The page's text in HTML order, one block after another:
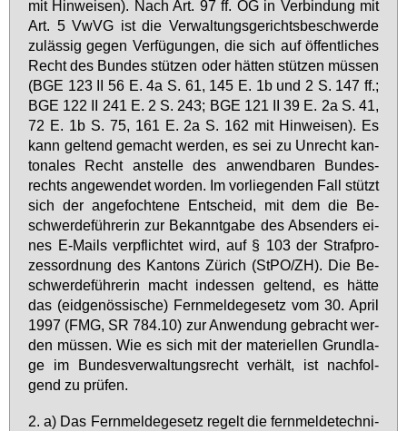
mit Hin­wei­sen). Nach Art. 97 ff. OG in Ver­bin­dung mit
Art. 5 VwVG ist die Ver­wal­tungs­ge­richts­be­schwer­de
zu­läs­sig ge­gen Ver­fü­gun­gen, die sich auf öf­fent­li­ches
Recht des Bun­des stüt­zen oder hät­ten stüt­zen müs­sen
(BGE 123 II 56 E. 4a S. 61, 145 E. 1b und 2 S. 147 ff.;
BGE 122 II 241 E. 2 S. 243; BGE 121 II 39 E. 2a S. 41,
72 E. 1b S. 75, 161 E. 2a S. 162 mit Hin­wei­sen). Es
kann gel­tend ge­macht wer­den, es sei zu Un­recht kan­
to­na­les Recht an­stel­le des an­wend­ba­ren Bun­des­
rechts an­ge­wen­det wor­den. Im vor­lie­gen­den Fall stützt
sich der an­ge­foch­te­ne Ent­scheid, mit dem die Be­
schwer­de­füh­re­rin zur Be­kannt­ga­be des Ab­sen­ders ei­
nes E-Mails ver­pflich­tet wird, auf § 103 der Straf­pro­
zess­ord­nung des Kan­tons Zü­rich (StPO/ZH). Die Be­
schwer­de­füh­re­rin macht in­des­sen gel­tend, es hät­te
das (eid­ge­nös­si­sche) Fern­mel­de­ge­setz vom 30. April
1997 (FMG, SR 784.10) zur An­wen­dung ge­bracht wer­
den müs­sen. Wie es sich mit der ma­te­ri­el­len Grund­la­
ge im Bun­des­ver­wal­tungs­recht ver­hält, ist nach­fol­
gend zu prü­fen.
2. a) Das Fern­mel­de­ge­setz re­gelt die fern­mel­de­tech­ni­